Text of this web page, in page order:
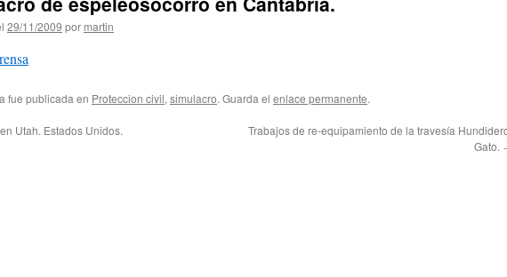
29/11/2009 por martin
fue publicada en Proteccion civil, simulacro. Guarda el enlace permanente.
Utah. Estados Unidos.
Trabajos de re-equipamiento de la travesía
Gato.